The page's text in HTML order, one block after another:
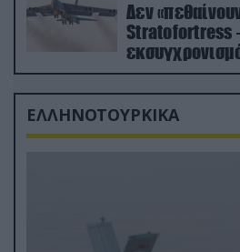
Δεν
Stratofortress
από τα
ΕΛΛΗΝΟΤΟΥΡΚΙΚΑ